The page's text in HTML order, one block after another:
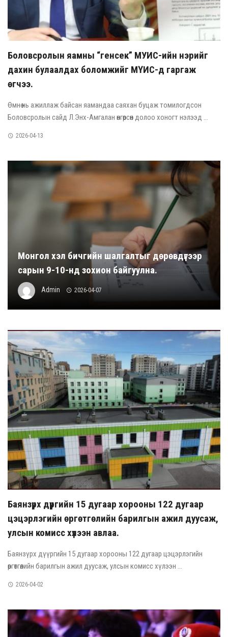
Боловсролын яамны “генсек” МУИС-ийн нэрийг
дахин булаалдах боломжийг МҮИС-д гаргаж
өгчээ.
Өмнө нь ажиллаж байсан яамандаа саяхан буцаж томилогдсон
Боловсролын сайд Л.Энх-Амгалан өнгөрсөн долоо хоногт нэлээд ...
2026-04-13
Монгол хэл бичгийн шалгалтыг дөрөвдүгээр
сарын 9-10-нд зохион байгуулна.
Admin 2026-04-07
Баянзүрх дүүргийн 15 дугаар хорооны 122 дугаар
цэцэрлэгийн өргөтгөлийн барилгын ажил дуусаж,
улсын комисс хүлээн авлаа.
Баянзүрх дүүргийн 15 дугаар хорооны 122 дугаар цэцэрлэгийн
өргөтгөлийн барилгын ажил дуусаж, улсын комисс хүлээн ...
2026-04-02